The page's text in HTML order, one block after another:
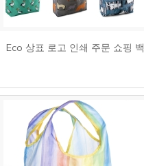
Eco 상표 로고 인쇄 주문 쇼핑 백